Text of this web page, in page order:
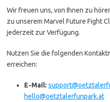
Wir freuen uns, von Ihnen zu
zu unserem Marvel Future Fight
jederzeit zur Verfügung.
Nutzen Sie die folgenden
erreichen:
E-Mail:
hello@oetztalerfunpark.at